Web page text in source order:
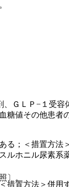
ＧＬＰ−１受容
糖値その他患者
；＜措置方法
ホニル尿素系
置方法＞併用
〕。